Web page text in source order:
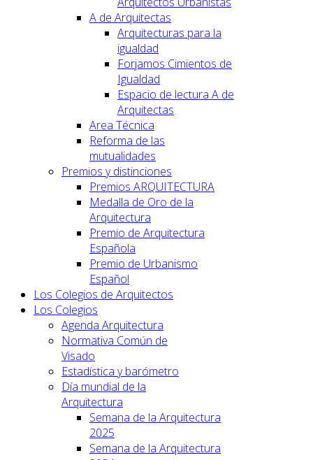
A de Arquitectas
Arquitecturas para la
igualdad
Forjamos Cimientos de
Igualdad
Espacio de lectura A de
Arquitectas
Area Técnica
Reforma de las
mutualidades
Premios y distinciones
Premios ARQUITECTURA
Medalla de Oro de la
Arquitectura
Premio de Arquitectura
Española
Premio de Urbanismo
Español
Los Colegios de Arquitectos
Los Colegios
Agenda Arquitectura
Normativa Común de
Visado
Estadística y barómetro
Día mundial de la
Arquitectura
Semana de la Arquitectura
2025
Semana de la Arquitectura